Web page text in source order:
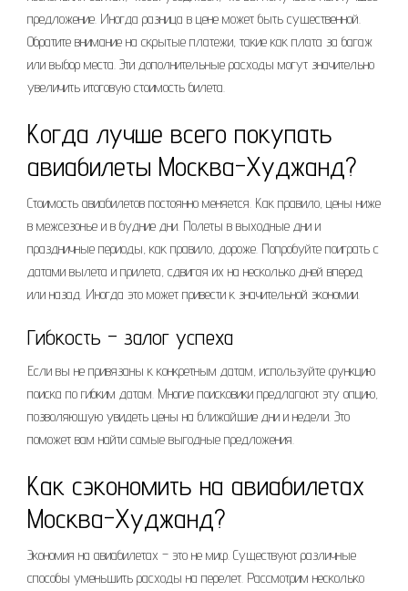
предложение. Иногда разница в цене может быть существенной.
Обратите внимание на скрытые платежи, такие как плата за багаж
или выбор места. Эти дополнительные расходы могут значительно
увеличить итоговую стоимость билета.
Когда лучше всего покупать
авиабилеты Москва-Худжанд?
Стоимость авиабилетов постоянно меняется. Как правило, цены ниже
в межсезонье и в будние дни. Полеты в выходные дни и
праздничные периоды, как правило, дороже. Попробуйте поиграть с
датами вылета и прилета, сдвигая их на несколько дней вперед
или назад. Иногда это может привести к значительной экономии.
Гибкость – залог успеха
Если вы не привязаны к конкретным датам, используйте функцию
поиска по гибким датам. Многие поисковики предлагают эту опцию,
позволяющую увидеть цены на ближайшие дни и недели. Это
поможет вам найти самые выгодные предложения.
Как сэкономить на авиабилетах
Москва-Худжанд?
Экономия на авиабилетах – это не миф. Существуют различные
способы уменьшить расходы на перелет. Рассмотрим несколько